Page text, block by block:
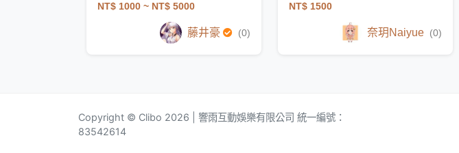
NT$ 1000 ~ NT$ 5000
藤井豪 (0)
NT$ 1500
奈玥Naiyue (0)
Copyright © Clibo 2026 | 響雨互動娛樂有限公司 統一編號：
83542614